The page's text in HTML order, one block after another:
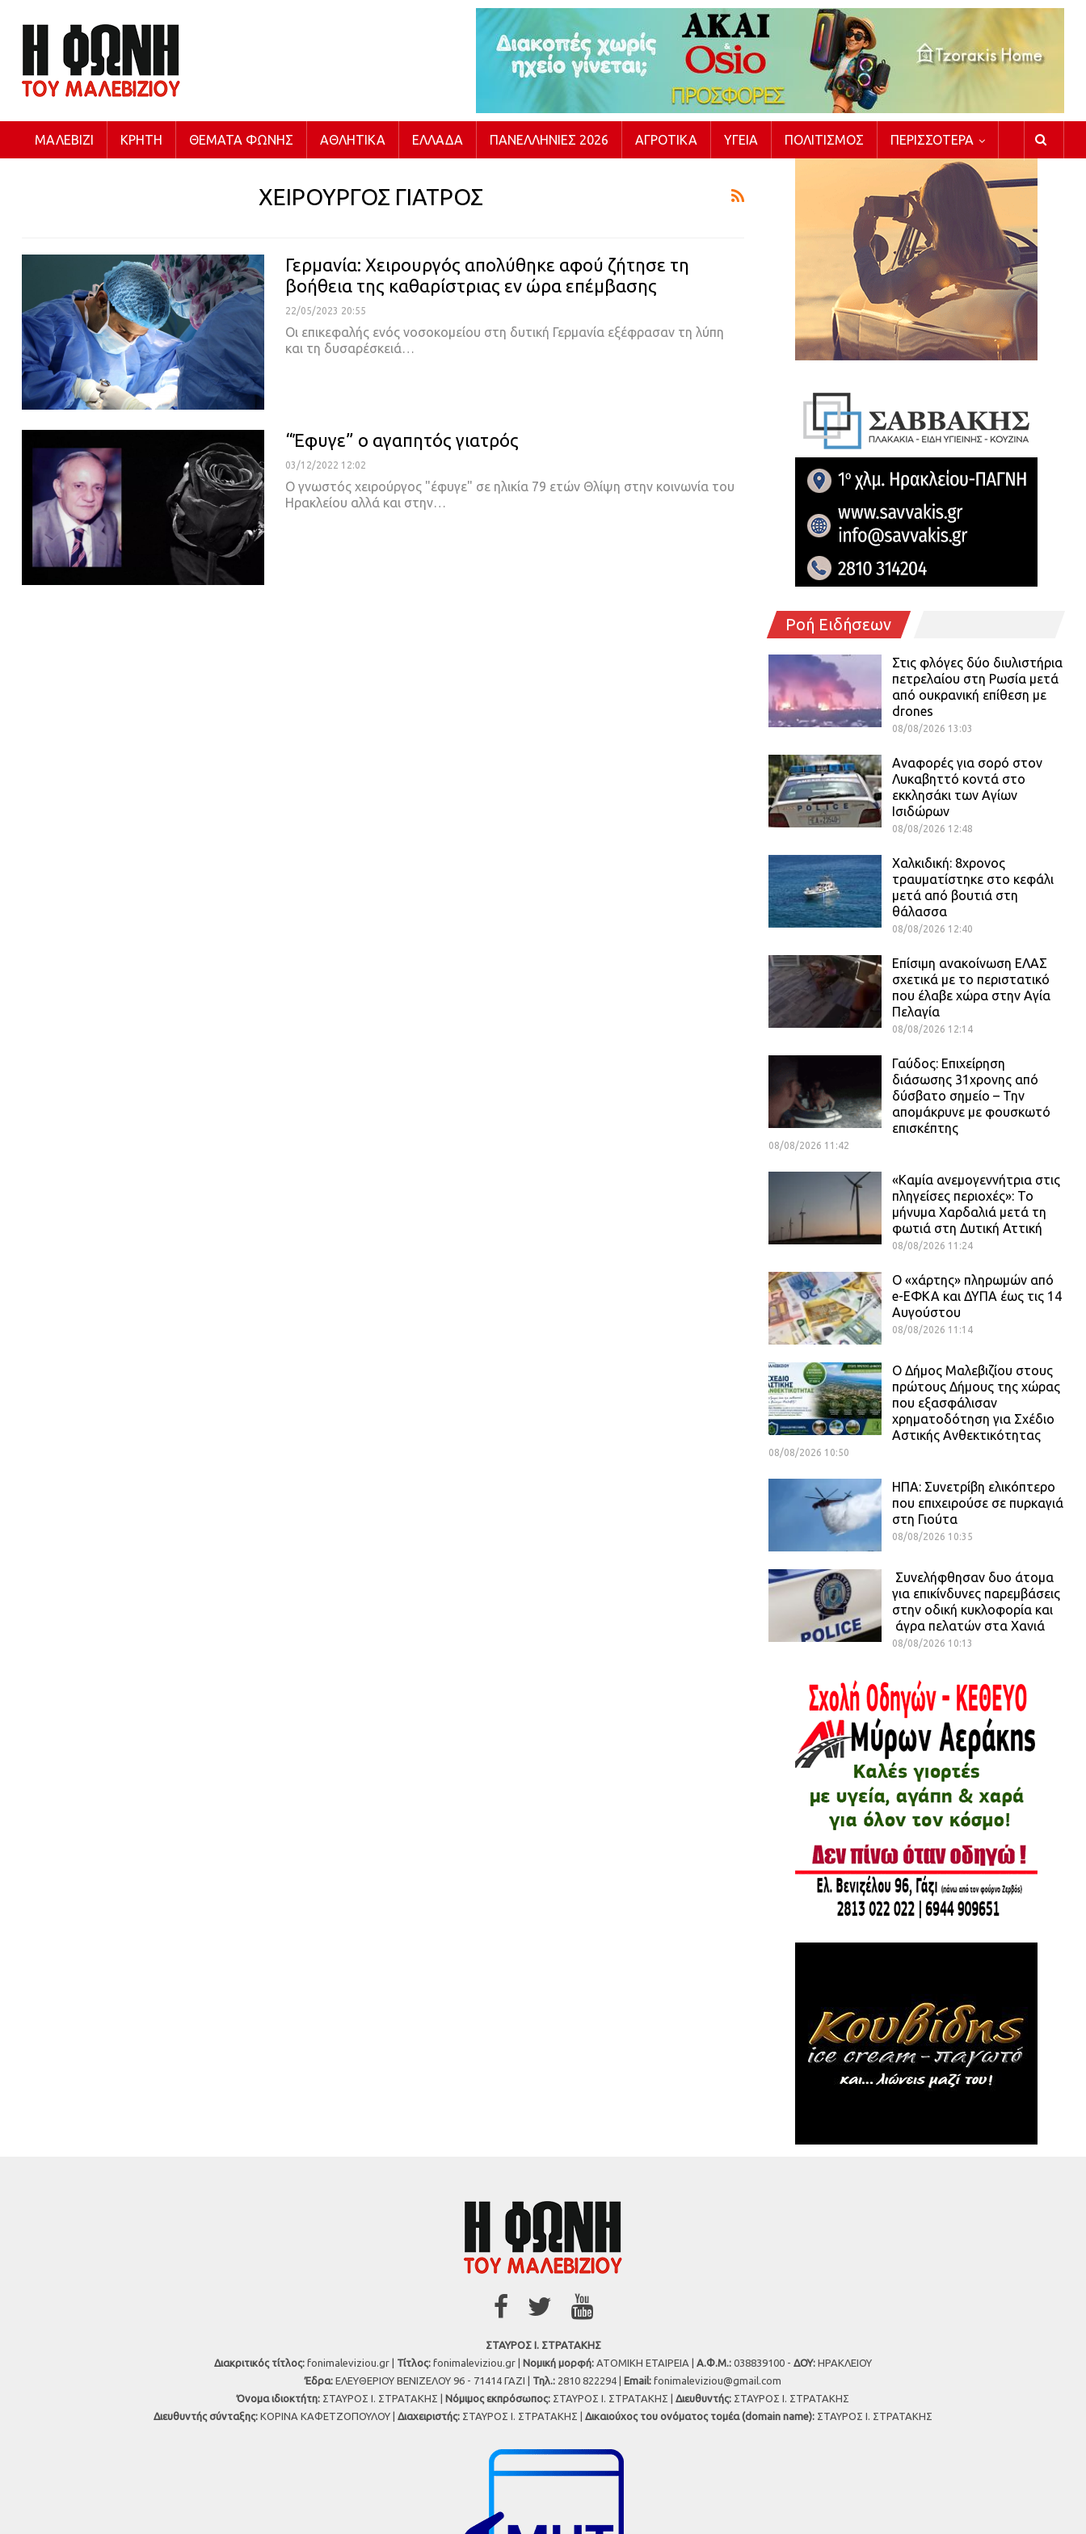
ΜΑΛΕΒΊΖΙ ΚΡΉΤΗ ΘΈΜΑΤΑ ΦΩΝΉΣ ΑΘΛΗΤΙΚΆ ΕΛΛΆΔΑ ΠΑΝΕΛΛΉΝΙΕΣ 2026 ΑΓΡΟΤΙΚΆ ΥΓΕΊΑ ΠΟΛΙΤΙΣΜΌΣ ΠΕΡΙΣΣΌΤΕΡΑ
ΧΕΙΡΟΥΡΓΟΣ ΓΙΑΤΡΟΣ
Γερμανία: Χειρουργός απολύθηκε αφού ζήτησε τη
βοήθεια της καθαρίστριας εν ώρα επέμβασης
22/05/2023 20:55
Οι επικεφαλής ενός νοσοκομείου στη δυτική Γερμανία εξέφρασαν τη λύπη
και τη δυσαρέσκειά…
“Έφυγε” ο αγαπητός γιατρός
03/12/2022 12:02
Ο γνωστός χειρούργος "έφυγε" σε ηλικία 79 ετών Θλίψη στην κοινωνία του
Ηρακλείου αλλά και στην…
Ροή Ειδήσεων
Στις φλόγες δύο διυλιστήρια
πετρελαίου στη Ρωσία μετά
από ουκρανική επίθεση με
drones
08/08/2026 13:03
Αναφορές για σορό στον
Λυκαβηττό κοντά στο
εκκλησάκι των Αγίων
Ισιδώρων
08/08/2026 12:48
Χαλκιδική: 8χρονος
τραυματίστηκε στο κεφάλι
μετά από βουτιά στη
θάλασσα
08/08/2026 12:40
Επίσιμη ανακοίνωση ΕΛΑΣ
σχετικά με το περιστατικό
που έλαβε χώρα στην Αγία
Πελαγία
08/08/2026 12:14
Γαύδος: Επιχείρηση
διάσωσης 31χρονης από
δύσβατο σημείο – Την
απομάκρυνε με φουσκωτό
επισκέπτης
08/08/2026 11:42
«Καμία ανεμογεννήτρια στις
πληγείσες περιοχές»: Το
μήνυμα Χαρδαλιά μετά τη
φωτιά στη Δυτική Αττική
08/08/2026 11:24
Ο «χάρτης» πληρωμών από
e-ΕΦΚΑ και ΔΥΠΑ έως τις 14
Αυγούστου
08/08/2026 11:14
Ο Δήμος Μαλεβιζίου στους
πρώτους Δήμους της χώρας
που εξασφάλισαν
χρηματοδότηση για Σχέδιο
Αστικής Ανθεκτικότητας
08/08/2026 10:50
ΗΠΑ: Συνετρίβη ελικόπτερο
που επιχειρούσε σε πυρκαγιά
στη Γιούτα
08/08/2026 10:35
Συνελήφθησαν δυο άτομα
για επικίνδυνες παρεμβάσεις
στην οδική κυκλοφορία και
άγρα πελατών στα Χανιά
08/08/2026 10:13
ΣΤΑΥΡΟΣ Ι. ΣΤΡΑΤΑΚΗΣ
Διακριτικός τίτλος: fonimaleviziou.gr | Τίτλος: fonimaleviziou.gr | Νομική μορφή: ΑΤΟΜΙΚΗ ΕΤΑΙΡΕΙΑ | Α.Φ.Μ.: 038839100 - ΔΟΥ: ΗΡΑΚΛΕΙΟΥ
Έδρα: ΕΛΕΥΘΕΡΙΟΥ ΒΕΝΙΖΕΛΟΥ 96 - 71414 ΓΑΖΙ | Τηλ.: 2810 822294 | Εmail: fonimaleviziou@gmail.com
Όνομα ιδιοκτήτη: ΣΤΑΥΡΟΣ Ι. ΣΤΡΑΤΑΚΗΣ | Νόμιμος εκπρόσωπος: ΣΤΑΥΡΟΣ Ι. ΣΤΡΑΤΑΚΗΣ | Διευθυντής: ΣΤΑΥΡΟΣ Ι. ΣΤΡΑΤΑΚΗΣ
Διευθυντής σύνταξης: ΚΟΡΙΝΑ ΚΑΦΕΤΖΟΠΟΥΛΟΥ | Διαχειριστής: ΣΤΑΥΡΟΣ Ι. ΣΤΡΑΤΑΚΗΣ | Δικαιούχος του ονόματος τομέα (domain name): ΣΤΑΥΡΟΣ Ι. ΣΤΡΑΤΑΚΗΣ